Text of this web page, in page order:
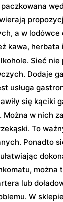
paczkowana
a w lodówce
kawa, herbata
Sieć
Dodaje
usługa
się kąciki
Można w nich
To
Ponadto
można
lub
W